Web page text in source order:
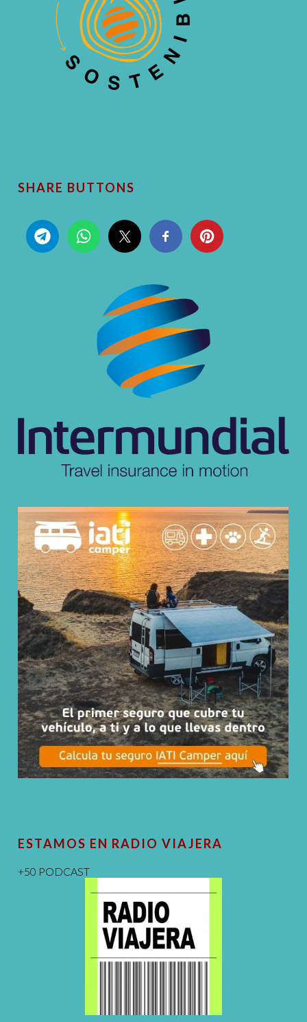
SHARE BUTTONS
ESTAMOS EN RADIO VIAJERA
+50 PODCAST